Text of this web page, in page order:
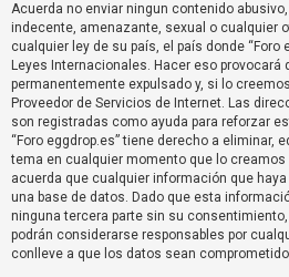
e
m
a
s
s
i
n
r
e
s
Acuerda no enviar ningun contenido
indecente, amenazante, sexual o cualquier
cualquier ley de su país, el país donde “Foro
Leyes Internacionales. Hacer eso provocará
permanentemente expulsado y, si lo
Proveedor de Servicios de Internet. Las
son registradas como ayuda para reforzar
“Foro eggdrop.es” tiene derecho a eliminar,
tema en cualquier momento que lo
acuerda que cualquier información que
una base de datos. Dado que esta
ninguna tercera parte sin su consentimiento,
podrán considerarse responsables por
conlleve a que los datos sean